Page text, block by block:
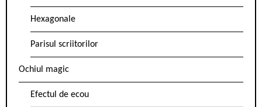
Hexagonale
Parisul scriitorilor
Ochiul magic
Efectul de ecou